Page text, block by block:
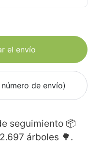
el envío
de envío)
seguimiento 📦
árboles 🌳.